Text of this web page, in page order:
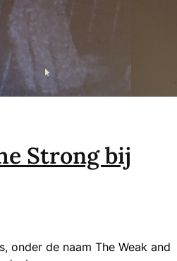
Strong bij
onder de naam The Weak and